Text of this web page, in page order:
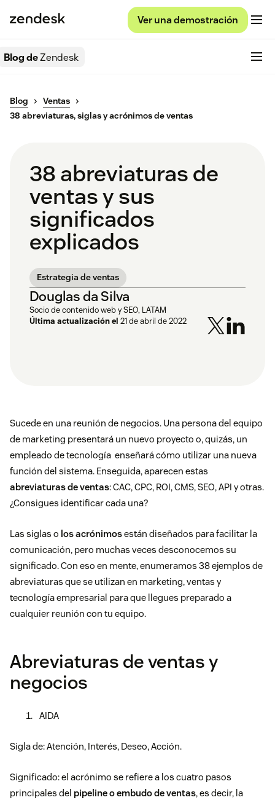
Ver una demostración
Blog deZendesk
Blog
Ventas
38 abreviaturas, siglas y acrónimos de ventas
38 abreviaturas de
ventas y sus
significados
explicados
Estrategia de ventas
Douglas da Silva
Socio de contenido web y SEO, LATAM
Última actualización el 21 de abril de 2022
Sucede en una reunión de negocios. Una persona del equipo
de marketing presentará un nuevo proyecto o, quizás, un
empleado de tecnología enseñará cómo utilizar una nueva
función del sistema. Enseguida, aparecen estas
abreviaturas de ventas: CAC, CPC, ROI, CMS, SEO, API y otras.
¿Consigues identificar cada una?
Las siglas o los acrónimosestán diseñados para facilitar la
comunicación, pero muchas veces desconocemos su
significado. Con eso en mente, enumeramos 38 ejemplos de
abreviaturas que se utilizan en marketing, ventas y
tecnología empresarial para que llegues preparado a
cualquier reunión con tu equipo.
Abreviaturas de ventas y
negocios
AIDA
Sigla de: Atención, Interés, Deseo, Acción.
Significado: el acrónimo se refiere a los cuatro pasos
principales del pipeline o embudo de ventas, es decir, la